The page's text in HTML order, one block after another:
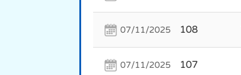
07/11/2025 108
07/11/2025 107